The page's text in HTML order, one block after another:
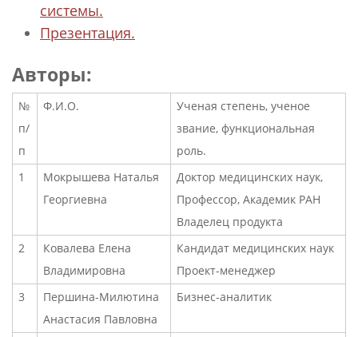
системы.
Презентация.
Авторы:
№
п/
п
Ф.И.О.
Ученая степень, ученое
звание, функциональная
роль.
1
Мокрышева Наталья
Георгиевна
Доктор медицинских наук,
Профессор, Академик РАН
Владелец продукта
2
Ковалева Елена
Владимировна
Кандидат медицинских наук
Проект-менеджер
3
Першина-Милютина
Анастасия Павловна
Бизнес-аналитик